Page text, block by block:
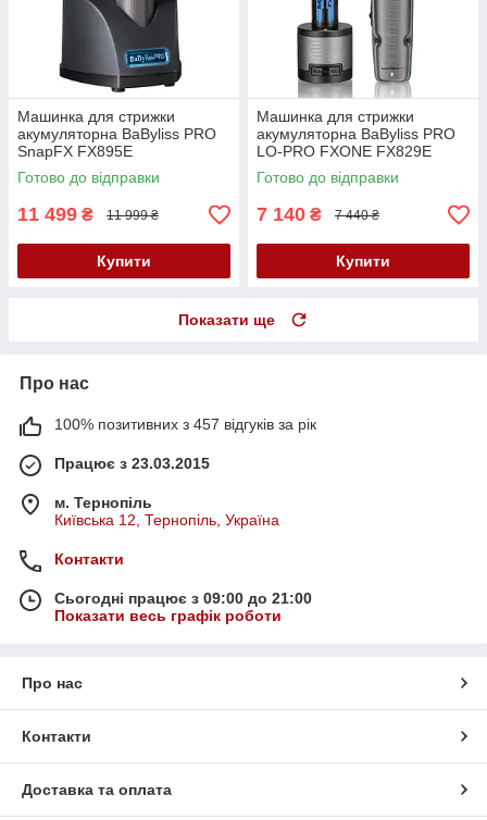
Машинка для стрижки
акумуляторна BaByliss PRO
SnapFX FX895E
Готово до відправки
11 499 ₴ 11 999 ₴
Купити
Машинка для стрижки
акумуляторна BaByliss PRO
LO-PRO FXONE FX829E
Готово до відправки
7 140 ₴ 7 440 ₴
Купити
Показати ще
Про нас
100% позитивних з 457 відгуків за рік
Працює з 23.03.2015
м. Тернопіль
Київська 12, Тернопіль, Україна
Контакти
Сьогодні працює з 09:00 до 21:00
Показати весь графік роботи
Про нас
Контакти
Доставка та оплата